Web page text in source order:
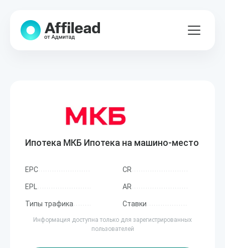
Ипотека МКБ Ипотека на машино-место
EPC CR
EPL AR
Типы трафика Ставки
Информация доступна только для зарегистрированных
пользователей